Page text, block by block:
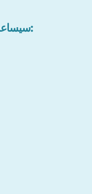
سيساعدك التدريب على إتقان المهارات الأساسية: